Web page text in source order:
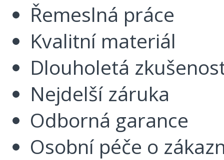
Řemeslná práce
Kvalitní materiál
Dlouholetá
Nejdelší záruka
Odborná garance
Osobní péče o